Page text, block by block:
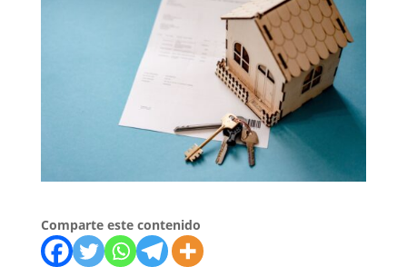
Comparte este contenido